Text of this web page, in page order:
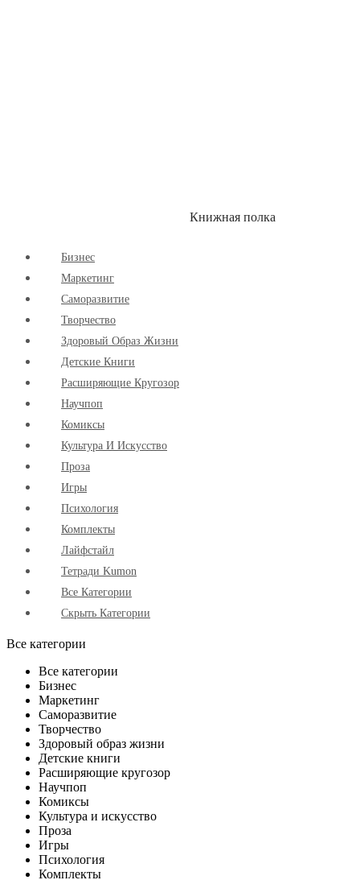
Книжная полка
Бизнес
Маркетинг
Cаморазвитие
Творчество
Здоровый Образ Жизни
Детские Книги
Расширяющие Кругозор
Научпоп
Комиксы
Культура И Искусство
Проза
Игры
Психология
Комплекты
Лайфстайл
Тетради Kumon
Все Категории
Скрыть Категории
Все категории
Все категории
Бизнес
Маркетинг
Саморазвитие
Творчество
Здоровый образ жизни
Детские книги
Расширяющие кругозор
Научпоп
Комиксы
Культура и искусство
Проза
Игры
Психология
Комплекты